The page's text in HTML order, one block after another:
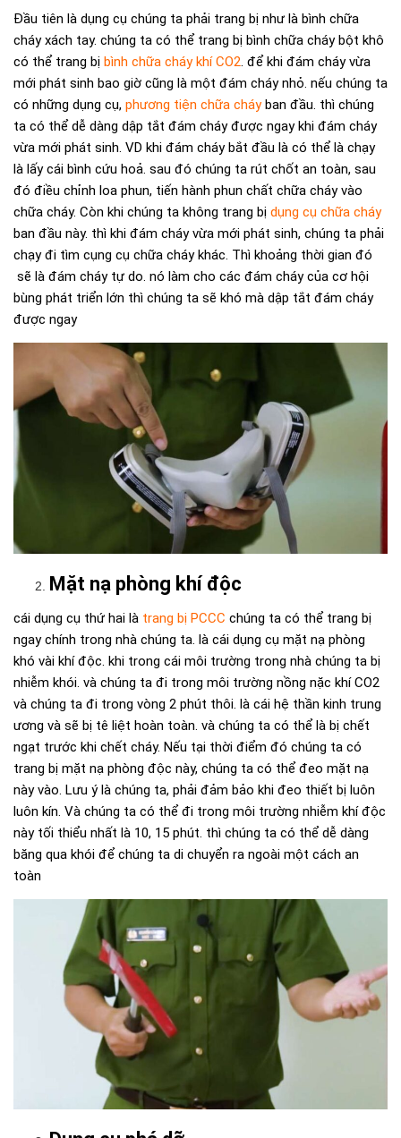
Đầu tiên là dụng cụ chúng ta phải trang bị như là bình chữa
cháy xách tay. chúng ta có thể trang bị bình chữa cháy bột khô
có thể trang bị bình chữa cháy khí CO2. để khi đám cháy vừa
mới phát sinh bao giờ cũng là một đám cháy nhỏ. nếu chúng ta
có những dụng cụ, phương tiện chữa cháyban đầu. thì chúng
ta có thể dễ dàng dập tắt đám cháy được ngay khi đám cháy
vừa mới phát sinh. VD khi đám cháy bắt đầu là có thể là chạy
là lấy cái bình cứu hoả. sau đó chúng ta rút chốt an toàn, sau
đó điều chỉnh loa phun, tiến hành phun chất chữa cháy vào
chữa cháy. Còn khi chúng ta không trang bị dụng cụ chữa cháy
ban đầu này. thì khi đám cháy vừa mới phát sinh, chúng ta phải
chạy đi tìm cụng cụ chữa cháy khác. Thì khoảng thời gian đó
sẽ là đám cháy tự do. nó làm cho các đám cháy của cơ hội
bùng phát triển lớn thì chúng ta sẽ khó mà dập tắt đám cháy
được ngay
Mặt nạ phòng khí độc
cái dụng cụ thứ hai là trang bị PCCC chúng ta có thể trang bị
ngay chính trong nhà chúng ta. là cái dụng cụ mặt nạ phòng
khó vài khí độc. khi trong cái môi trường trong nhà chúng ta bị
nhiễm khói. và chúng ta đi trong môi trường nồng nặc khí CO2
và chúng ta đi trong vòng 2 phút thôi. là cái hệ thần kinh trung
ương và sẽ bị tê liệt hoàn toàn. và chúng ta có thể là bị chết
ngạt trước khi chết cháy. Nếu tại thời điểm đó chúng ta có
trang bị mặt nạ phòng độc này, chúng ta có thể đeo mặt nạ
này vào. Lưu ý là chúng ta, phải đảm bảo khi đeo thiết bị luôn
luôn kín. Và chúng ta có thể đi trong môi trường nhiễm khí độc
này tối thiểu nhất là 10, 15 phút. thì chúng ta có thể dễ dàng
băng qua khói để chúng ta di chuyển ra ngoài một cách an
toàn